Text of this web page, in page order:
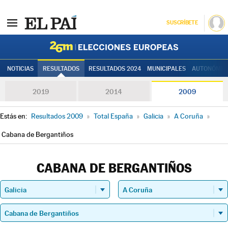
SUSCRÍBETE
NOTICIAS RESULTADOS RESULTADOS 2024 MUNICIPALES
2019 2014 2009
Estás en: Resultados 2009 » Total España » Galicia » A Coruña »
Cabana de Bergantiños
CABANA DE BERGANTIÑOS